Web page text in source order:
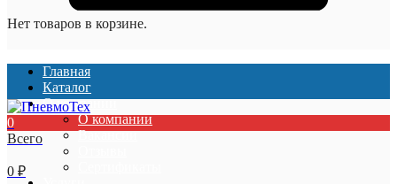
Нет товаров в корзине.
Главная
Каталог
О компании
О компании
Вакансии
0
Всего
0 ₽